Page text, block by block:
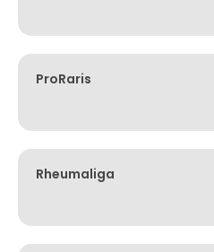
ProRaris
Rheumaliga